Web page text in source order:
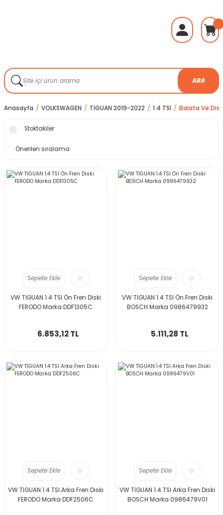
ARA
Anasayfa VOLKSWAGEN TİGUAN 2019-2022 1.4 TSI Balata Ve
Stoktakiler
Sepete Ekle
VW TİGUAN 1.4 TSI Ön Fren Diski
FERODO Marka DDF1305C
6.853,12 TL
Sepete Ekle
VW TİGUAN 1.4 TSI Ön Fren Diski
BOSCH Marka 0986479932
5.111,28 TL
Sepete Ekle
VW TİGUAN 1.4 TSI Arka Fren Diski
FERODO Marka DDF2506C
Sepete Ekle
VW TİGUAN 1.4 TSI Arka Fren Diski
BOSCH Marka 0986479V01